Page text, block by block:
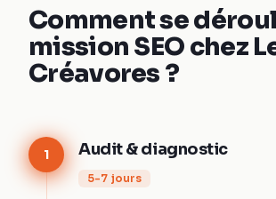
Comment se
mission SEO chez
Créavores ?
1 Audit & diagnostic
5-7 jours